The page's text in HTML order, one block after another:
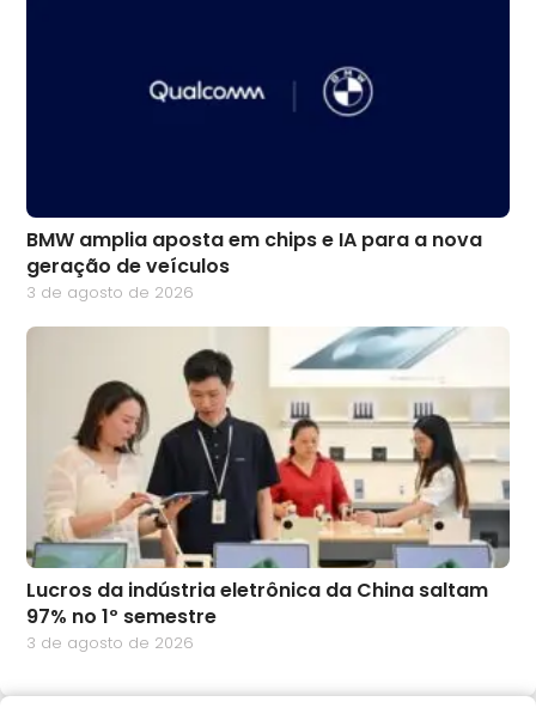
BMW amplia aposta em chips e IA para a nova
geração de veículos
3 de agosto de 2026
Lucros da indústria eletrônica da China saltam
97% no 1º semestre
3 de agosto de 2026